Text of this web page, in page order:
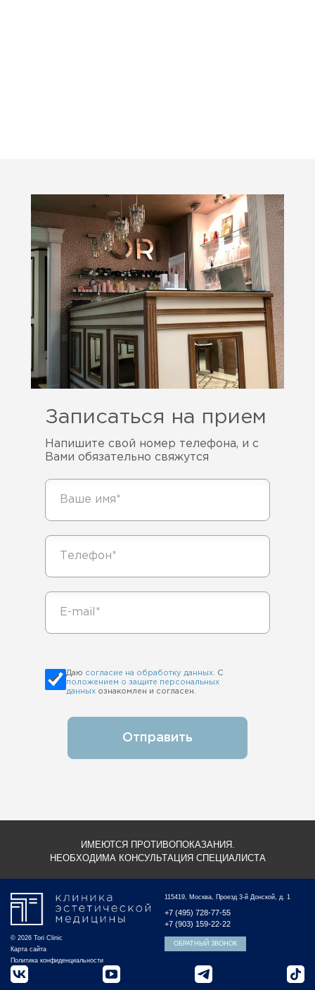
Записаться на прием
Напишите свой номер телефона, и с
Вами обязательно свяжутся
Даю согласие на обработку данных. С
положением о защите персональных
данных ознакомлен и согласен.
Отправить
ИМЕЮТСЯ ПРОТИВОПОКАЗАНИЯ.
НЕОБХОДИМА КОНСУЛЬТАЦИЯ СПЕЦИАЛИСТА
© 2026 Tori Clinic
Карта сайта
Политика конфиденциальности
115419, Москва, Проезд 3-й Донской, д. 1
+7 (495) 728-77-55
+7 (903) 159-22-22
ОБРАТНЫЙ ЗВОНОК